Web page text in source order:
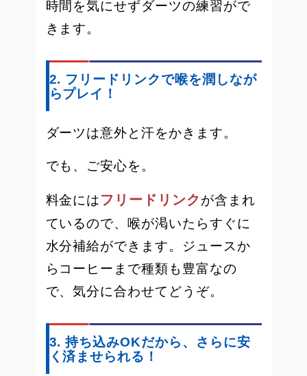
時間を気にせずダーツの練習がで
きます。
2. フリードリンクで喉を潤しなが
らプレイ！
ダーツは意外と汗をかきます。
でも、ご安心を。
料金にはフリードリンクが含まれ
ているので、喉が渇いたらすぐに
水分補給ができます。ジュースか
らコーヒーまで種類も豊富なの
で、気分に合わせてどうぞ。
3. 持ち込みOKだから、さらに安
く済ませられる！